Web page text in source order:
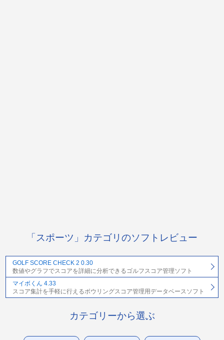
「スポーツ」カテゴリのソフトレビュー
GOLF SCORE CHECK 2 0.30
数値やグラフでスコアを詳細に分析できるゴルフスコア管理ソフト
マイボくん 4.33
スコア集計を手軽に行えるボウリングスコア管理用データベースソフト
カテゴリーから選ぶ